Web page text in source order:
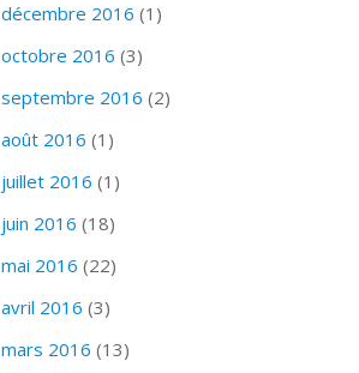
décembre 2016 (1)
octobre 2016 (3)
septembre 2016 (2)
août 2016 (1)
juillet 2016 (1)
juin 2016 (18)
mai 2016 (22)
avril 2016 (3)
mars 2016 (13)